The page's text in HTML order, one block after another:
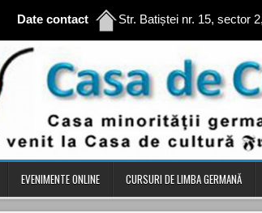
Date contact Str. Batiștei nr. 15, sector
EVENIMENTE ONLINE CURSURI DE LIMBA GERMANĂ